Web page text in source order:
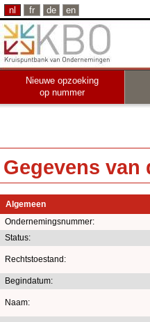
nl fr de en
Nieuwe opzoeking
op nummer
Gegevens
Algemeen
Ondernemingsnummer:
Status:
Rechtstoestand:
Begindatum:
Naam: